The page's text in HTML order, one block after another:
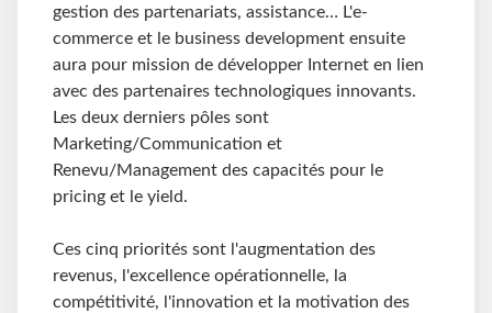
gestion des partenariats, assistance… L'e-
commerce et le business development ensuite
aura pour mission de développer Internet en lien
avec des partenaires technologiques innovants.
Les deux derniers pôles sont
Marketing/Communication et
Renevu/Management des capacités pour le
pricing et le yield.
Ces cinq priorités sont l'augmentation des
revenus, l'excellence opérationnelle, la
compétitivité, l'innovation et la motivation des